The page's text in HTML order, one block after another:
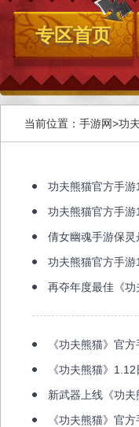
专区首页
当前位置： 手游网>功
功夫熊猫官方手
功夫熊猫官方手
倩女幽魂手游保
功夫熊猫官方手
再夺年度最佳《
《功夫熊猫》官
《功夫熊猫》
新武器上线《功
《功夫熊猫》官